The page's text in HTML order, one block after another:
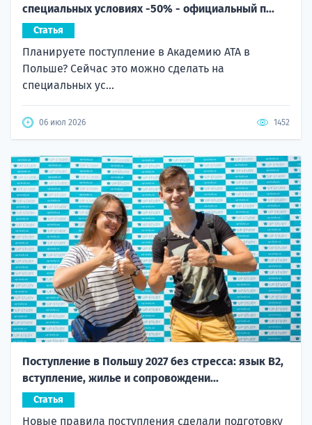
специальных условиях -50% - официальный п...
Статья
Планируете поступление в Академию ATA в
Польше? Сейчас это можно сделать на
специальных ус...
06 июл 2026 1452
Поступление в Польшу 2027 без стресса: язык B2,
вступление, жилье и сопровождени...
Статья
Новые правила поступления сделали подготовку